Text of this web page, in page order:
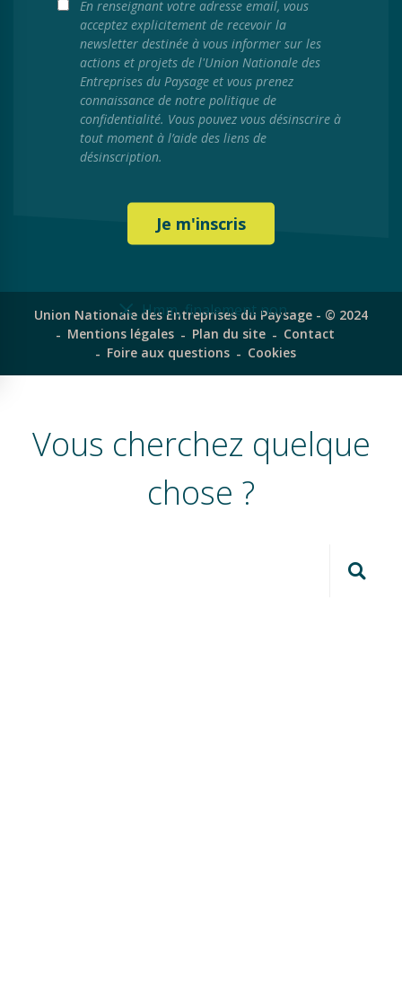
En renseignant votre adresse email, vous
acceptez explicitement de recevoir la
newsletter destinée à vous informer sur les
actions et projets de l'Union Nationale des
Entreprises du Paysage et vous prenez
connaissance de notre politique de
confidentialité. Vous pouvez vous désinscrire à
tout moment à l’aide des liens de
désinscription.
Union Nationale des Entreprises du Paysage - © 2024
Mentions légales
Plan du site
Contact
Foire aux questions
Cookies
Vous cherchez quelque
chose ?
Hmm, finalement non